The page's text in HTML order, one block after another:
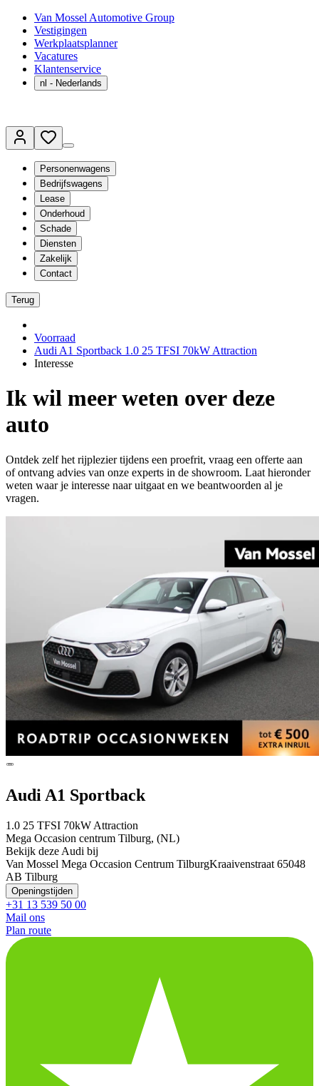
Van Mossel Automotive Group
Vestigingen
Werkplaatsplanner
Vacatures
Klantenservice
nl - Nederlands
Personenwagens
Bedrijfswagens
Lease
Onderhoud
Schade
Diensten
Zakelijk
Contact
Terug
Voorraad
Audi A1 Sportback 1.0 25 TFSI 70kW Attraction
Interesse
Ik wil meer weten over deze
auto
Ontdek zelf het rijplezier tijdens een proefrit, vraag een offerte aan
of ontvang advies van onze experts in de showroom. Laat hieronder
weten waar je interesse naar uitgaat en we beantwoorden al je
vragen.
Audi A1 Sportback
1.0 25 TFSI 70kW Attraction
Mega Occasion centrum Tilburg, (NL)
Bekijk deze Audi bij
Van Mossel Mega Occasion Centrum TilburgKraaivenstraat 65048
AB Tilburg
Openingstijden
+31 13 539 50 00
Mail ons
Plan route